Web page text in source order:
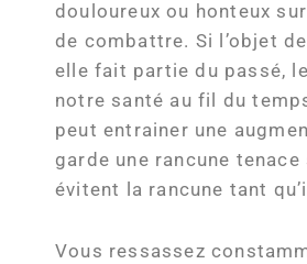
douloureux ou honteux
de combattre. Si l’objet
elle fait partie du passé,
notre santé au fil du
peut entrainer une
garde une rancune
évitent la rancune tant
Vous ressassez